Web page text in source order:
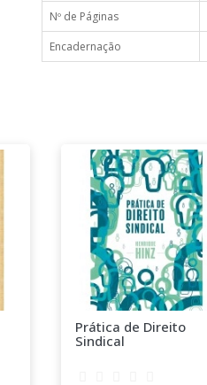
Nº de Páginas
Encadernação
Prática de Direito
Sindical